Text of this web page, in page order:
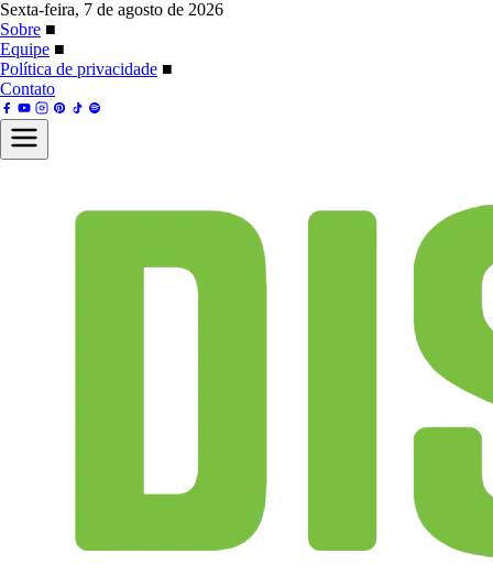
Sexta-feira, 7 de agosto de 2026
Sobre ■
Equipe ■
Política de privacidade ■
Contato